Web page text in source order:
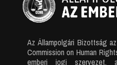
Az Állampolgári Bizottság
Commission on Human
emberi jogi szervezet,